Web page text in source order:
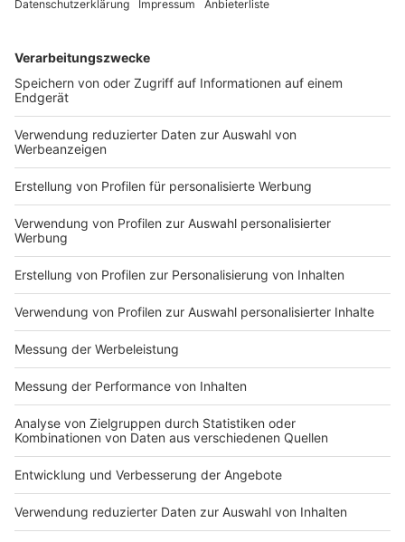
Beispiele für euch gesammelt.
DEINE GEMERKTEN ARTIKEL
Du hast dir noch keine Artikel gemerkt
Markiere sie hierfür mit einem
Impressum
Nutzungsbedingungen
Jobs
Presse
Werben
Kontakt
Studio-Hotline
Verkehrs-Hotline
Newsletter